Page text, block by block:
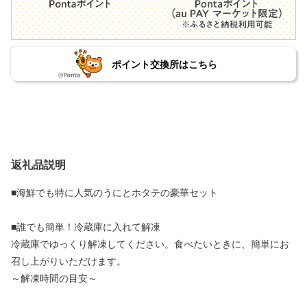
ポイント交換所はこちら
返礼品説明
■海鮮でも特に人気のうにとホタテの豪華セット
■誰でも簡単！冷蔵庫に入れて解凍
冷蔵庫でゆっくり解凍してください。食べたいときに、簡単にお
召し上がりいただけます。
～解凍時間の目安～